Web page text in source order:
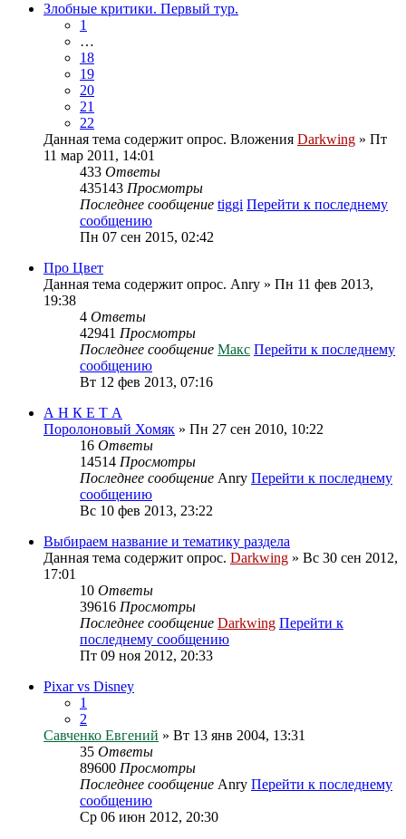
Злобные критики. Первый тур.
1
…
18
19
20
21
22
Данная тема содержит опрос. Вложения Darkwing » Пт
11 мар 2011, 14:01
433 Ответы
435143 Просмотры
Последнее сообщение tiggi Перейти к последнему
сообщению
Пн 07 сен 2015, 02:42
Про Цвет
Данная тема содержит опрос. Anry » Пн 11 фев 2013,
19:38
4 Ответы
42941 Просмотры
Последнее сообщение Макс Перейти к последнему
сообщению
Вт 12 фев 2013, 07:16
А Н К Е Т А
Поролоновый Хомяк » Пн 27 сен 2010, 10:22
16 Ответы
14514 Просмотры
Последнее сообщение Anry Перейти к последнему
сообщению
Вс 10 фев 2013, 23:22
Выбираем название и тематику раздела
Данная тема содержит опрос. Darkwing » Вс 30 сен 2012,
17:01
10 Ответы
39616 Просмотры
Последнее сообщение Darkwing Перейти к
последнему сообщению
Пт 09 ноя 2012, 20:33
Pixar vs Disney
1
2
Савченко Евгений » Вт 13 янв 2004, 13:31
35 Ответы
89600 Просмотры
Последнее сообщение Anry Перейти к последнему
сообщению
Ср 06 июн 2012, 20:30